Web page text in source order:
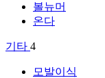
볼뉴머
온다
기타 4
모발이식